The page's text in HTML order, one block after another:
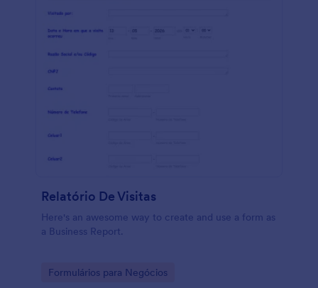
Relatório De Visitas
Here's an awesome way to create and use a form as
a Business Report.
Go to Category:
Formulários para Negócios